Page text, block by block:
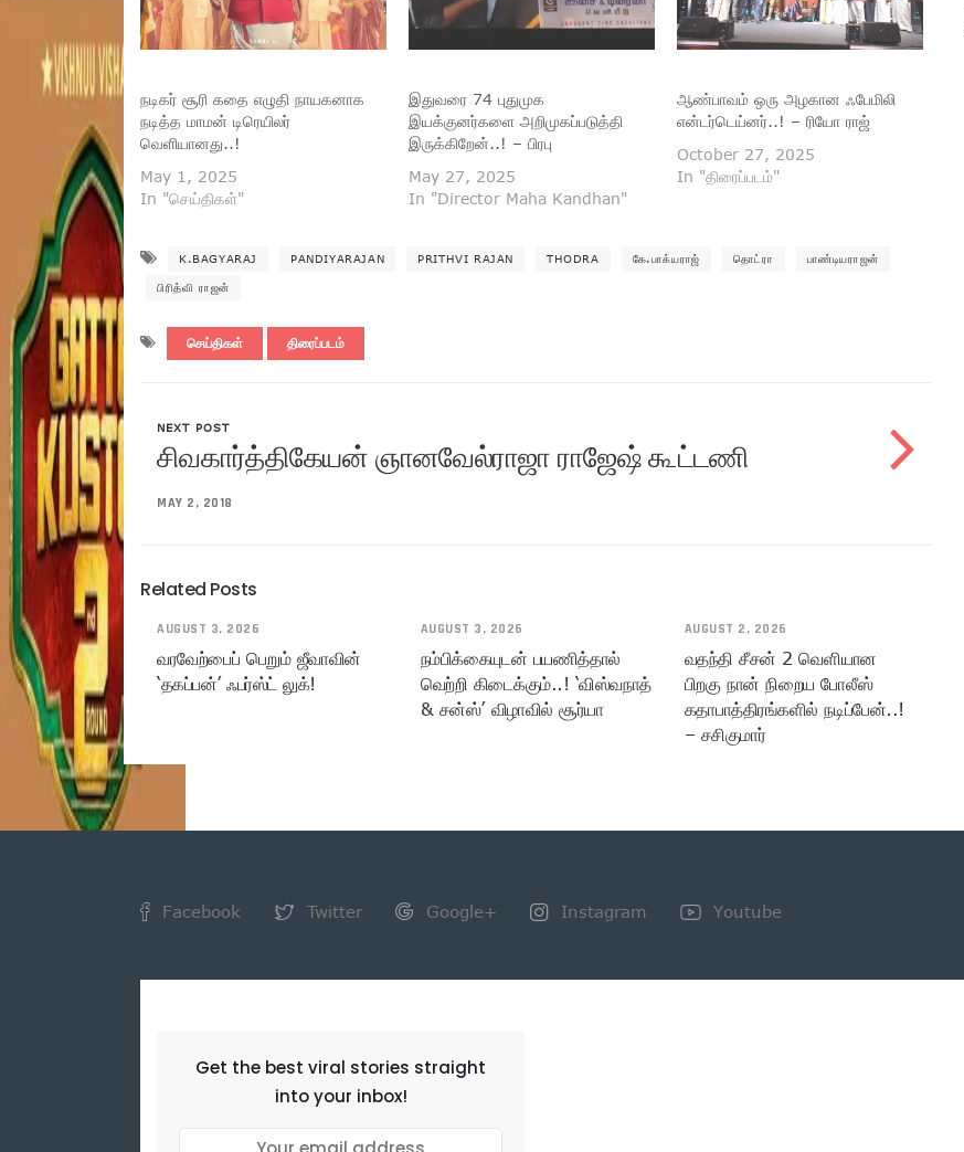
நடிகர் சூரி கதை எழுதி நாயகனாக
நடித்த மாமன் டிரெயிலர்
வெளியானது..!
May 1, 2025
In "செய்திகள்"
இதுவரை 74 புதுமுக
இயக்குனர்களை அறிமுகப்படுத்தி
இருக்கிறேன்..! – பிரபு
May 27, 2025
In "Director Maha Kandhan"
ஆண்பாவம் ஒரு அழகான ஃபேமிலி
என்டர்டெய்னர்..! – ரியோ ராஜ்
October 27, 2025
In "திரைப்படம்"
K.BAGYARAJ PANDIYARAJAN PRITHVI RAJAN THODRA கே.பாக்யராஜ் தொட்ரா பாண்டியராஜன்
பிரித்வி ராஜன்
செய்திகள் திரைப்படம்
NEXT POST
சிவகார்த்திகேயன் ஞானவேல்ராஜா ராஜேஷ் கூட்டணி
MAY 2, 2018
Related Posts
AUGUST 3, 2026
வரவேற்பைப் பெறும் ஜீவாவின்
‘தகப்பன்’ ஃபர்ஸ்ட் லுக்!
AUGUST 3, 2026
நம்பிக்கையுடன் பயணித்தால்
வெற்றி கிடைக்கும்..! ‘விஸ்வநாத்
& சன்ஸ்’ விழாவில் சூர்யா
AUGUST 2, 2026
வதந்தி சீசன் 2 வெளியான
பிறகு நான் நிறைய போலீஸ்
கதாபாத்திரங்களில் நடிப்பேன்..!
– சசிகுமார்
Facebook Twitter Google+ Instagram Youtube
Get the best viral stories straight
into your inbox!